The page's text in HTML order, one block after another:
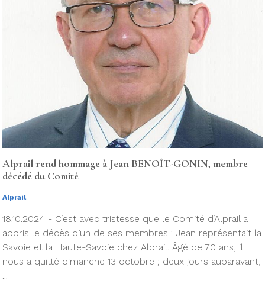
Alprail rend hommage à Jean BENOÎT-GONIN, membre
décédé du Comité
Alprail
18.10.2024 - C’est avec tristesse que le Comité d’Alprail a
appris le décès d’un de ses membres : Jean représentait la
Savoie et la Haute-Savoie chez Alprail. Âgé de 70 ans, il
nous a quitté dimanche 13 octobre ; deux jours auparavant,
...